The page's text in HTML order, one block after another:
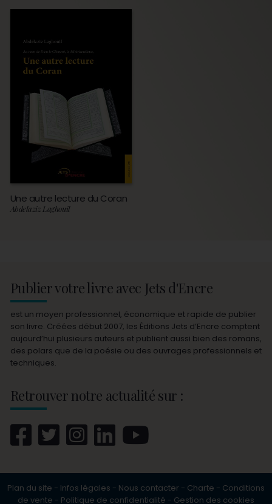
Une autre lecture du Coran
Abdelaziz Laghouil
Publier votre livre avec Jets d'Encre
est un moyen professionnel, économique et rapide de publier
son livre. Créées début 2007, les Éditions Jets d’Encre comptent
aujourd’hui plusieurs auteurs et publient aussi bien des romans,
des polars que de la poésie ou des ouvrages professionnels et
techniques.
Retrouver notre actualité sur :
Plan du site - Infos légales - Nous contacter - Charte - Conditions
de vente - Politique de confidentialité - Gestion des cookies